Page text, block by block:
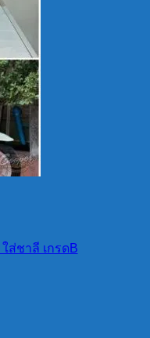
ส่ชาลี เกรดB